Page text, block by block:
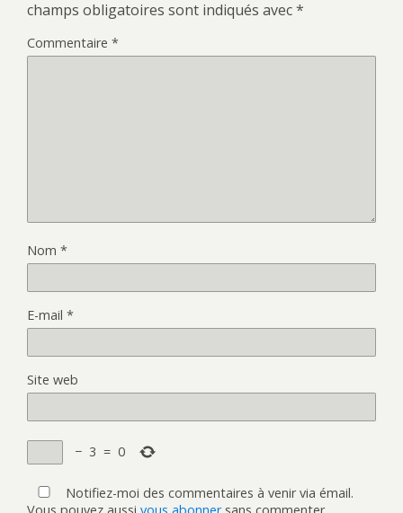
champs obligatoires sont indiqués avec*
Commentaire *
Nom *
E-mail *
Site web
− 3 = 0
Notifiez-moi des commentaires à venir via émail.